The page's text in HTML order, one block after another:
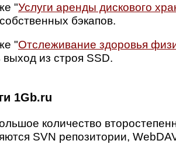
"Услуги аренды дискового
бэкапов.
"Отслеживание здоровья
выход из строя SSD.
1Gb.ru
количество
SVN репозитории,